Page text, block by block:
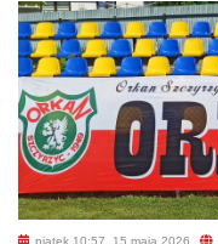
piątek 10:57, 15 maja 2026